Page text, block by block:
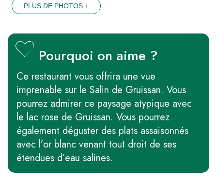
PLUS DE PHOTOS +
Pourquoi on aime ?
Ce restaurant vous offrira une vue
imprenable sur le Salin de Gruissan. Vous
pourrez admirer ce paysage atypique avec
le lac rose de Gruissan. Vous pourrez
également déguster des plats assaisonnés
avec l’or blanc venant tout droit de ses
étendues d’eau salines.